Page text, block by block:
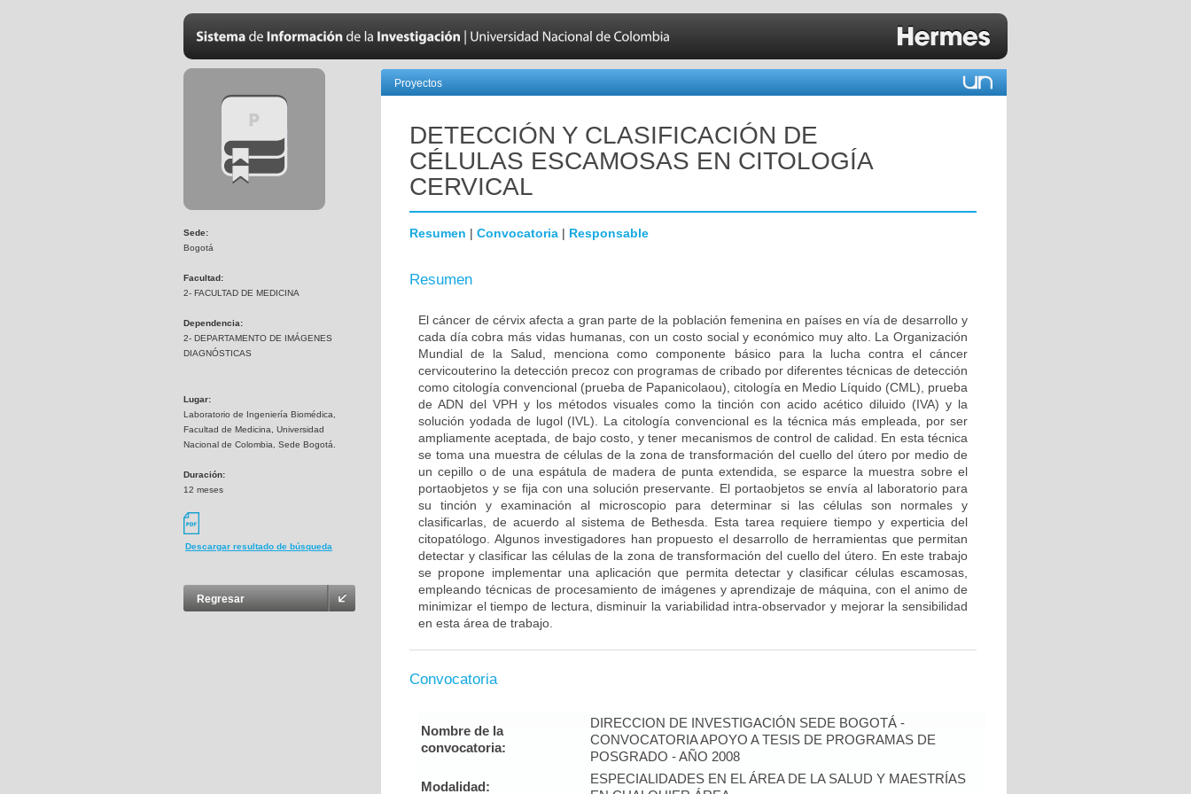
Sede:
Bogotá
Facultad:
2- FACULTAD DE MEDICINA
Dependencia:
2- DEPARTAMENTO DE IMÁGENES
DIAGNÓSTICAS
Lugar:
Laboratorio de Ingeniería Biomédica,
Facultad de Medicina, Universidad
Nacional de Colombia, Sede Bogotá.
Duración:
12 meses
Descargar resultado de búsqueda
Regresar
Proyectos
DETECCIÓN Y CLASIFICACIÓN DE
CÉLULAS ESCAMOSAS EN CITOLOGÍA
CERVICAL
Resumen | Convocatoria | Responsable
Resumen
El cáncer de cérvix afecta a gran parte de la población femenina en países en vía de desarrollo y
cada día cobra más vidas humanas, con un costo social y económico muy alto. La Organización
Mundial de la Salud, menciona como componente básico para la lucha contra el cáncer
cervicouterino la detección precoz con programas de cribado por diferentes técnicas de detección
como citología convencional (prueba de Papanicolaou), citología en Medio Líquido (CML), prueba
de ADN del VPH y los métodos visuales como la tinción con acido acético diluido (IVA) y la
solución yodada de lugol (IVL). La citología convencional es la técnica más empleada, por ser
ampliamente aceptada, de bajo costo, y tener mecanismos de control de calidad. En esta técnica
se toma una muestra de células de la zona de transformación del cuello del útero por medio de
un cepillo o de una espátula de madera de punta extendida, se esparce la muestra sobre el
portaobjetos y se fija con una solución preservante. El portaobjetos se envía al laboratorio para
su tinción y examinación al microscopio para determinar si las células son normales y
clasificarlas, de acuerdo al sistema de Bethesda. Esta tarea requiere tiempo y experticia del
citopatólogo. Algunos investigadores han propuesto el desarrollo de herramientas que permitan
detectar y clasificar las células de la zona de transformación del cuello del útero. En este trabajo
se propone implementar una aplicación que permita detectar y clasificar células escamosas,
empleando técnicas de procesamiento de imágenes y aprendizaje de máquina, con el animo de
minimizar el tiempo de lectura, disminuir la variabilidad intra-observador y mejorar la sensibilidad
en esta área de trabajo.
Convocatoria
Nombre de la
convocatoria:
DIRECCION DE INVESTIGACIÓN SEDE BOGOTÁ -
CONVOCATORIA APOYO A TESIS DE PROGRAMAS DE
POSGRADO - AÑO 2008
Modalidad:
ESPECIALIDADES EN EL ÁREA DE LA SALUD Y MAESTRÍAS